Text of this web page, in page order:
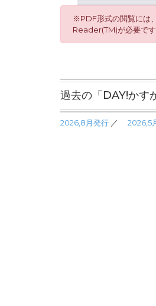
※PDF形式の閲覧には
Reader(TM)が必要です
過去の「DAY!かす
2026,8月発行 ／ 2026,5